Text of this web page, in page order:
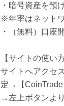
・暗号資産を預
※年率はネット
・（無料）口座
【サイトの使い方
サイトへアクセ
定→【CoinTrade
→左上ボタンよ